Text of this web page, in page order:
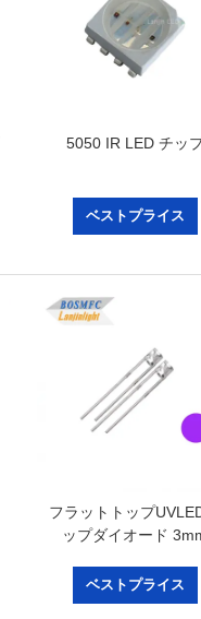
5050 IR LED チッ
ベストプライス
フラットトップ
ップダイオード
石検出用
ベストプライス